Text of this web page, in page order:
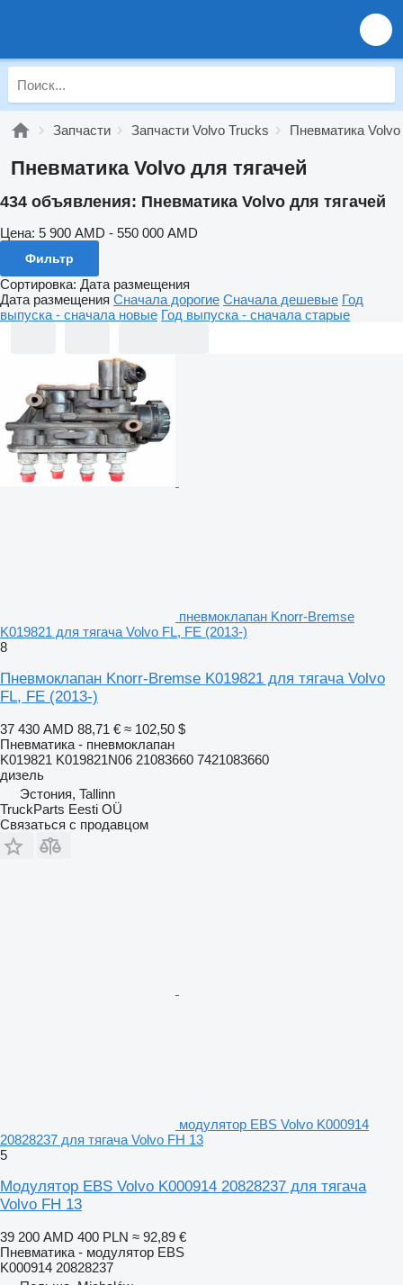
Запчасти Запчасти Volvo Trucks Пневматика
Пневматика Volvo для тягачей
434 объявления: Пневматика Volvo для тягачей
Цена: 5 900 AMD - 550 000 AMD
Фильтр
Сортировка: Дата размещения
Дата размещения Сначала дорогие Сначала дешевые Год
выпуска - сначала новые Год выпуска - сначала старые
пневмоклапан Knorr-Bremse
K019821 для тягача Volvo FL, FE (2013-)
8
Пневмоклапан Knorr-Bremse K019821 для тягача Volvo
FL, FE (2013-)
37 430 AMD 88,71 € ≈ 102,50 $
Пневматика - пневмоклапан
K019821 K019821N06 21083660 7421083660
дизель
Эстония, Tallinn
TruckParts Eesti OÜ
Связаться с продавцом
модулятор EBS Volvo K000914
20828237 для тягача Volvo FH 13
5
Модулятор EBS Volvo K000914 20828237 для тягача
Volvo FH 13
39 200 AMD 400 PLN ≈ 92,89 €
Пневматика - модулятор EBS
K000914 20828237